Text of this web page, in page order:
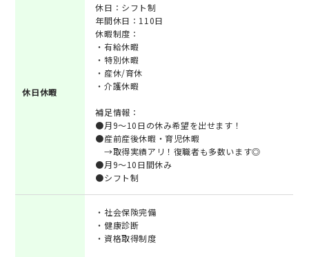
休日休暇
休日：シフト制
年間休日：110日
休暇制度：
・有給休暇
・特別休暇
・産休/育休
・介護休暇
補足情報：
●月9～10日の休み希望を出せます！
●産前産後休暇・育児休暇
→取得実績アリ！復職者も多数います◎
●月9～10日間休み
●シフト制
・社会保険完備
・健康診断
・資格取得制度